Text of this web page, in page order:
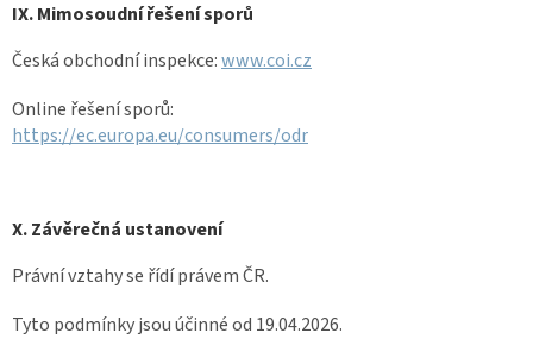
IX. Mimosoudní řešení sporů
Česká obchodní inspekce:www.coi.cz
Online řešení sporů:
https://ec.europa.eu/consumers/odr
X. Závěrečná ustanovení
Právní vztahy se řídí právem ČR.
Tyto podmínky jsou účinné od 19.04.2026.